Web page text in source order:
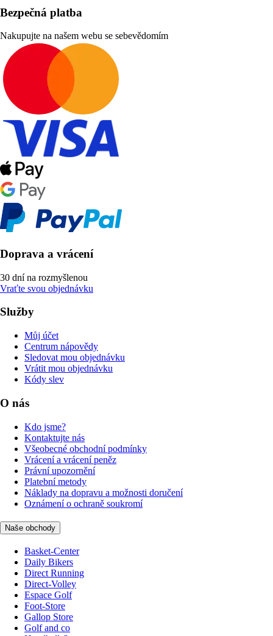
Bezpečná platba
Nakupujte na našem webu se sebevědomím
Doprava a vrácení
30 dní na rozmyšlenou
Vraťte svou objednávku
Služby
Můj účet
Centrum nápovědy
Sledovat mou objednávku
Vrátit mou objednávku
Kódy slev
O nás
Kdo jsme?
Kontaktujte nás
Všeobecné obchodní podmínky
Vrácení a vrácení peněz
Právní upozornění
Platební metody
Náklady na dopravu a možnosti doručení
Oznámení o ochraně soukromí
Naše obchody
Basket-Center
Daily Bikers
Direct Running
Direct-Volley
Espace Golf
Foot-Store
Gallop Store
Golf and co